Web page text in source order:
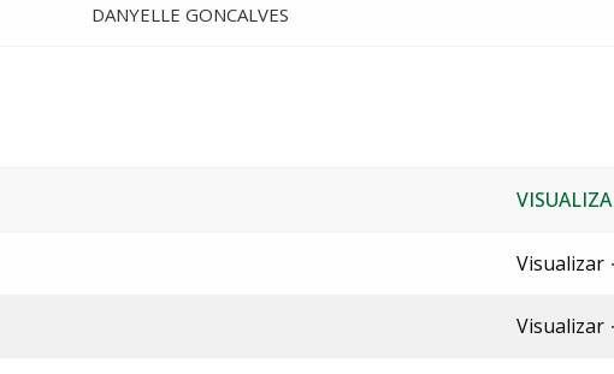
DANYELLE GONCALVES
Visualizar
Visualizar